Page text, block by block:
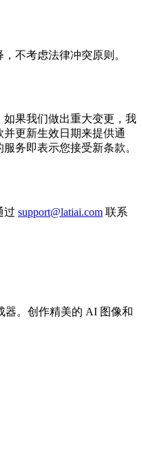
不考虑法律冲突原则。
果我们做出重大变更，我
更新生效日期来提供通
务即表示您接受新条款。
过 support@latiai.com 联系
器。创作精美的 AI 图像和